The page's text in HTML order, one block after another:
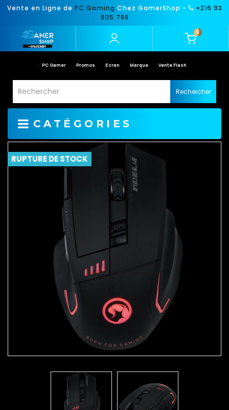
Vente en Ligne de PC Gaming Chez GamerShop -
+216 93
805 788
0
PC Gamer Promos Ecran Marque Vente Flash
Rechercher
CATÉGORIES
RUPTURE DE STOCK